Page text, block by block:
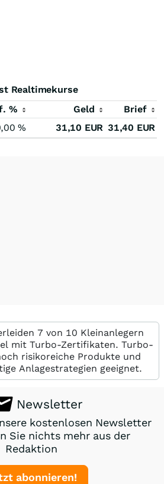
Realtimekurse
% Geld
Brief
% 31,10 EUR 31,40 EUR
7 von 10 Kleinanlegern
mit Turbo-Zertifikaten. Turbo-
risikoreiche Produkte und
Anlagestrategien geeignet.
Newsletter
kostenlosen Newsletter
Sie nichts mehr aus der
Redaktion
abonnieren!